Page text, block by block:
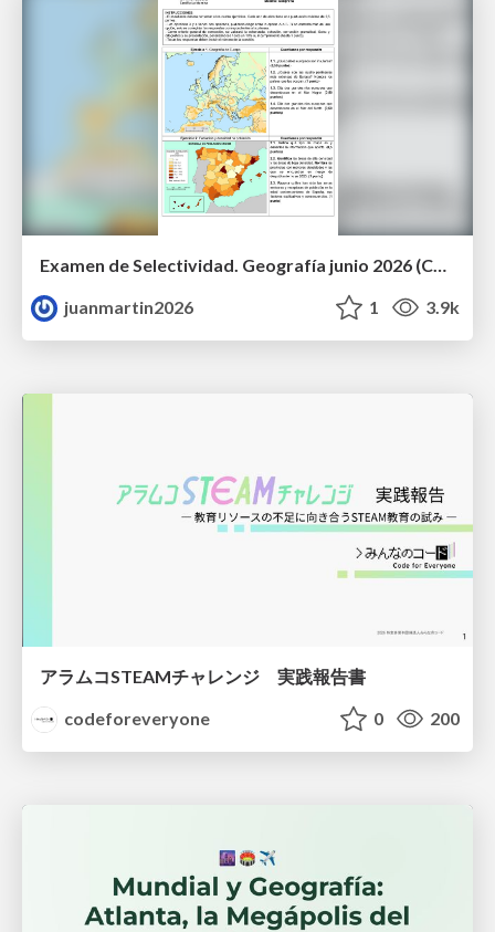
Examen de Selectividad. Geografía junio 2026 (Convocatoria Ordinaria). UCLM
juanmartin2026
1 3.9k
アラムコSTEAMチャレンジ 実践報告書
codeforeveryone
0 200